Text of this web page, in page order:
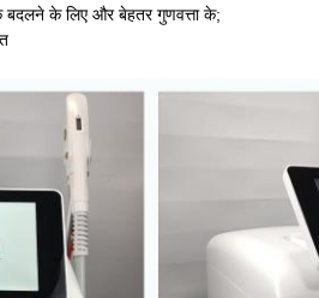
के लिए और बेहतर गुणवत्ता के;